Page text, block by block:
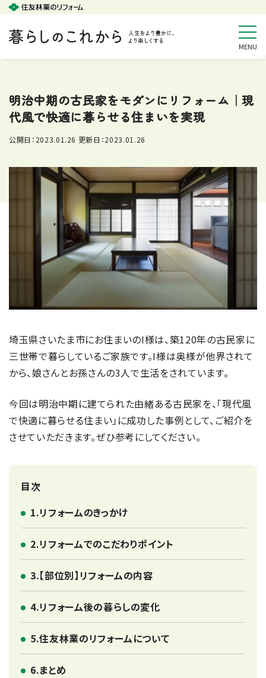
明治中期の古民家をモダンにリフォーム｜現
代風で快適に暮らせる住まいを実現
公開日： 2023.01.26 更新日：2023.01.26
埼玉県さいたま市にお住まいのI様は、築120年の古民家に
三世帯で暮らしているご家族です。I様は奥様が他界されて
から、娘さんとお孫さんの3人で生活をされています。
今回は明治中期に建てられた由緒ある古民家を、「現代風
で快適に暮らせる住まい」に成功した事例として、ご紹介を
させていただきます。ぜひ参考にしてください。
目次
1.リフォームのきっかけ
2.リフォームでのこだわりポイント
3.【部位別】リフォームの内容
4.リフォーム後の暮らしの変化
5.住友林業のリフォームについて
6.まとめ